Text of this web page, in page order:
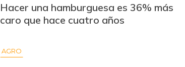
Hacer una hamburguesa es 36% más
caro que hace cuatro años
AGRO